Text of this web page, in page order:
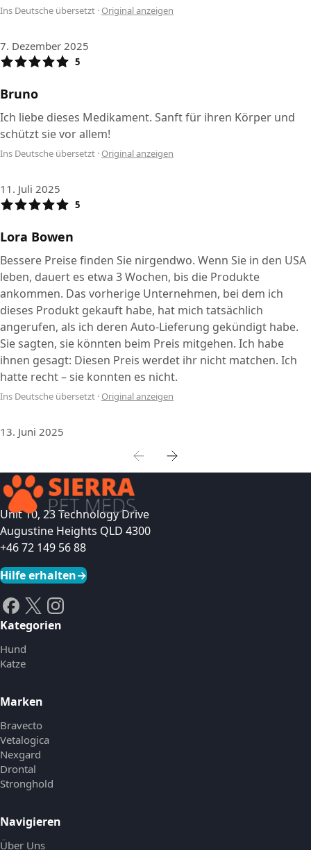
Ins Deutsche übersetzt · Original anzeigen
7. Dezember 2025
5
Bruno
Ich liebe dieses Medikament. Sanft für ihren Körper und
schützt sie vor allem!
Ins Deutsche übersetzt · Original anzeigen
11. Juli 2025
5
Lora Bowen
Bessere Preise finden Sie nirgendwo. Wenn Sie in den USA
leben, dauert es etwa 3 Wochen, bis die Produkte
ankommen. Das vorherige Unternehmen, bei dem ich
dieses Produkt gekauft habe, hat mich tatsächlich
angerufen, als ich deren Auto-Lieferung gekündigt habe.
Sie sagten, sie könnten beim Preis mitgehen. Ich habe
ihnen gesagt: Diesen Preis werdet ihr nicht matchen. Ich
hatte recht – sie konnten es nicht.
Ins Deutsche übersetzt · Original anzeigen
13. Juni 2025
Unit 10, 23 Technology Drive
Augustine Heights QLD 4300
+46 72 149 56 88
Hilfe erhalten→
Kategorien
Hund
Katze
Marken
Bravecto
Vetalogica
Nexgard
Drontal
Stronghold
Navigieren
Über Uns